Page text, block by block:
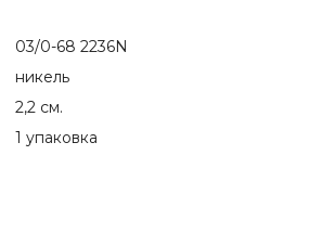
03/0-68 2236N
никель
2,2 см.
1 упаковка